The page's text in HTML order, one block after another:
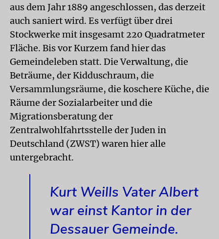
aus dem Jahr 1889 angeschlossen, das derzeit
auch saniert wird. Es verfügt über drei
Stockwerke mit insgesamt 220 Quadratmeter
Fläche. Bis vor Kurzem fand hier das
Gemeindeleben statt. Die Verwaltung, die
Beträume, der Kidduschraum, die
Versammlungsräume, die koschere Küche, die
Räume der Sozialarbeiter und die
Migrationsberatung der
Zentralwohlfahrtsstelle der Juden in
Deutschland (ZWST) waren hier alle
untergebracht.
Kurt Weills Vater Albert
war einst Kantor in der
Dessauer Gemeinde.